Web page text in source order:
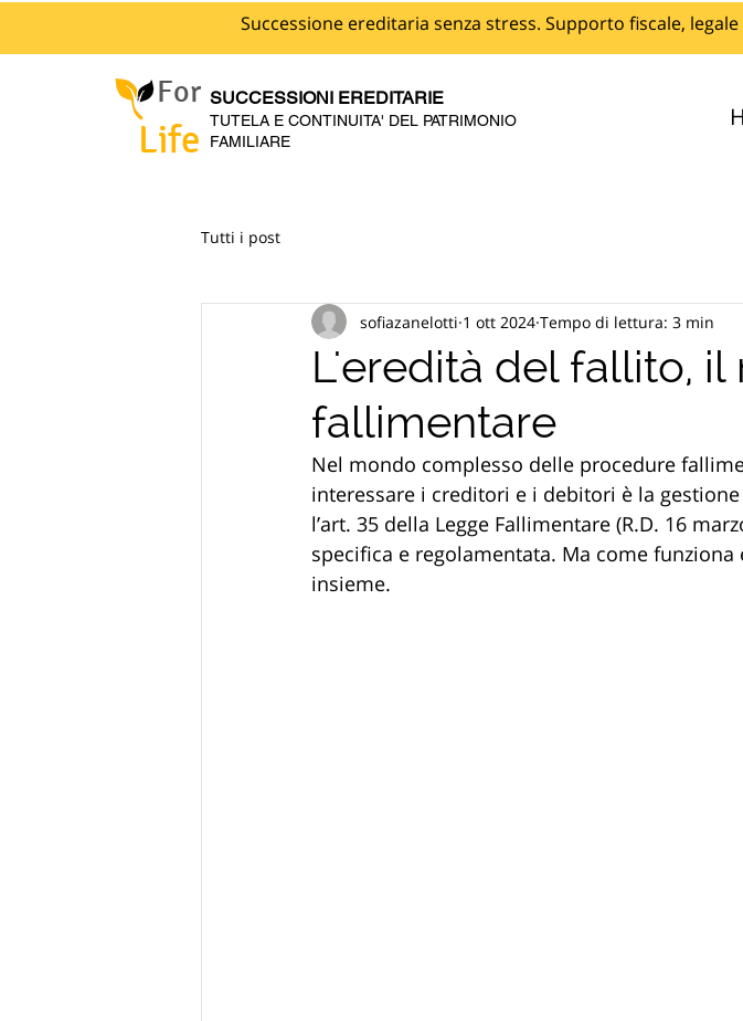
Successione ereditaria senza stress. Supporto fiscale,
For
Life
SUCCESSIONI EREDITARIE
TUTELA E CONTINUITA' DEL PATRIMONIO
FAMILIARE
Tutti i post
L'eredità del fallito,
fallimentare
sofiazanelotti 1 ott 2024 Tempo di lettura: 3 min
Nel mondo complesso delle procedure
interessare i creditori e i debitori è la
l’art. 35 della Legge Fallimentare (R.D. 16
specifica e regolamentata. Ma come
insieme.